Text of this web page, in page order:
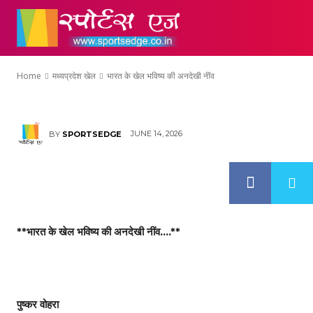
Home मध्यप्रदेश खेल भारत के खेल भविष्य की अनदेखी नींव
मध्यप्रदेश खेल
भारत के खेल भविष्य
BY SPORTSEDGE JUNE 14, 2026
**भारत के खेल भविष्य की अनदेखी नींव….**
पुष्कर वोहरा